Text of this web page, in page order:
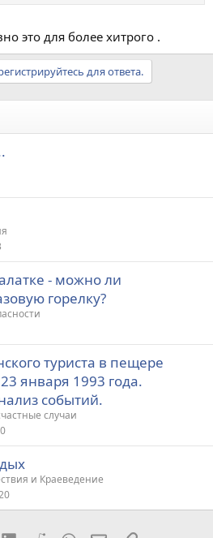
это для более хитрого .
для ответа.
- можно ли
горелку?
туриста в пещере
января 1993 года.
событий.
случаи
и Краеведение